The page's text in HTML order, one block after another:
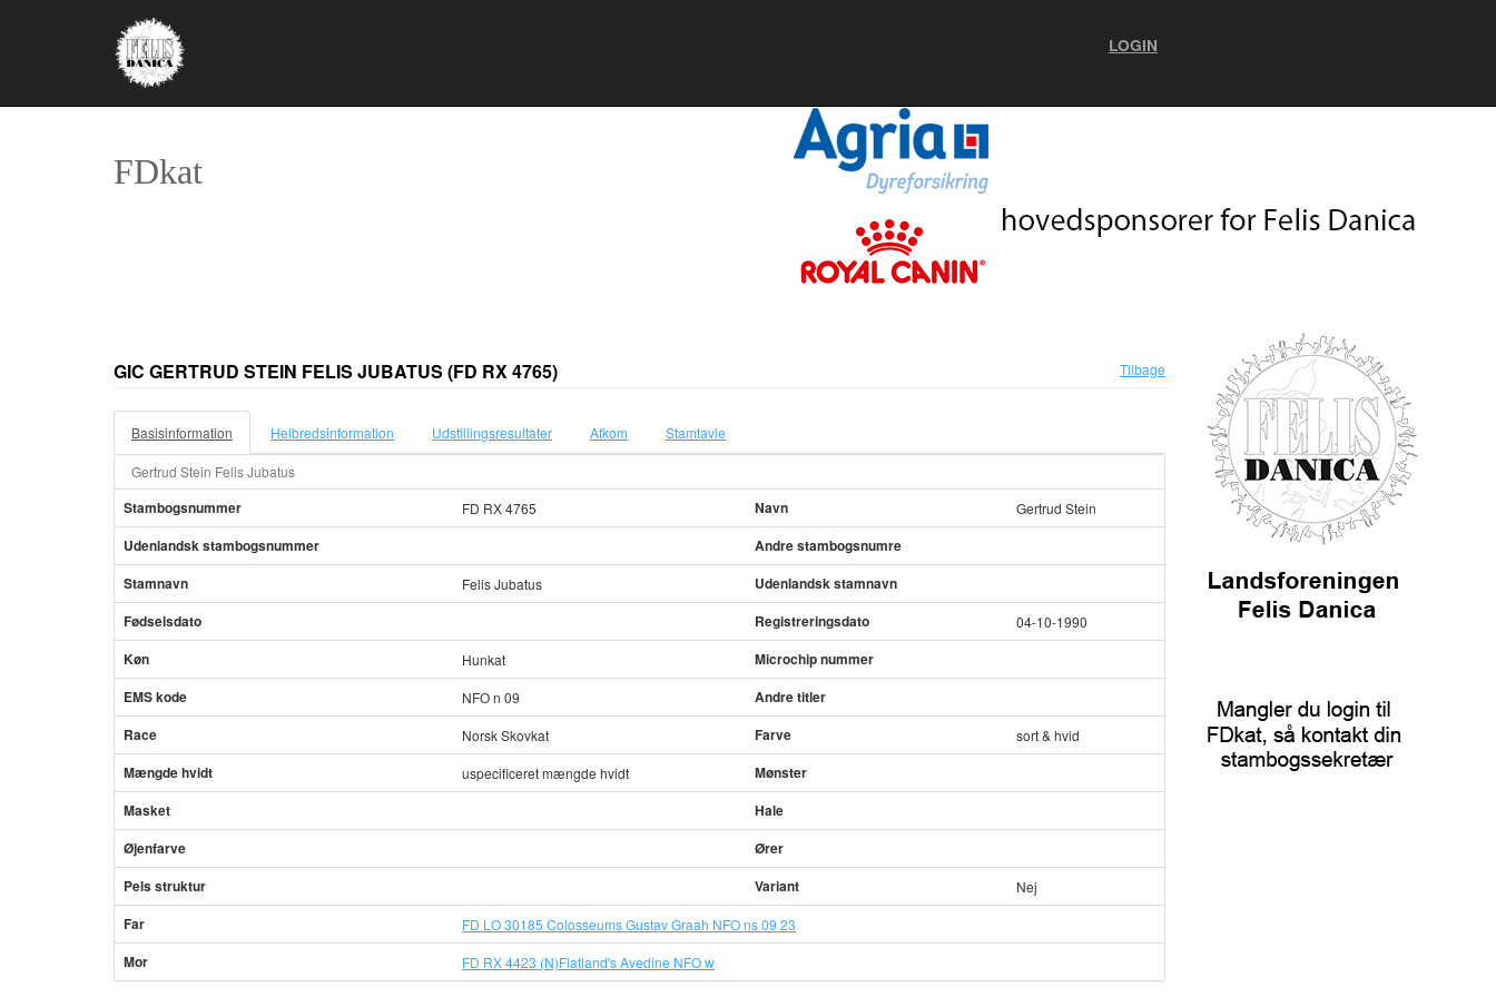
LOGIN
FDkat
GIC GERTRUD STEIN FELIS JUBATUS (FD RX 4765) Tilbage
Basisinformation Helbredsinformation Udstillingsresultater Afkom Stamtavle
Gertrud Stein Felis Jubatus
Stambogsnummer FD RX 4765 Navn Gertrud Stein
Udenlandsk stambogsnummer
Andre stambogsnumre
Stamnavn
Felis Jubatus
Udenlandsk stamnavn
Fødselsdato
Registreringsdato 04-10-1990
Køn Hunkat
Microchip nummer
EMS kode
NFO n 09
Andre titler
Race
Norsk Skovkat Farve sort & hvid
Mængde hvidt uspecificeret mængde hvidt
Mønster
Masket
Hale
Øjenfarve
Ører
Pels struktur
Variant Nej
Far FD LO 30185 Colosseums Gustav Graah NFO ns 09 23
Mor FD RX 4423 (N)Flatland's Avedine NFO w